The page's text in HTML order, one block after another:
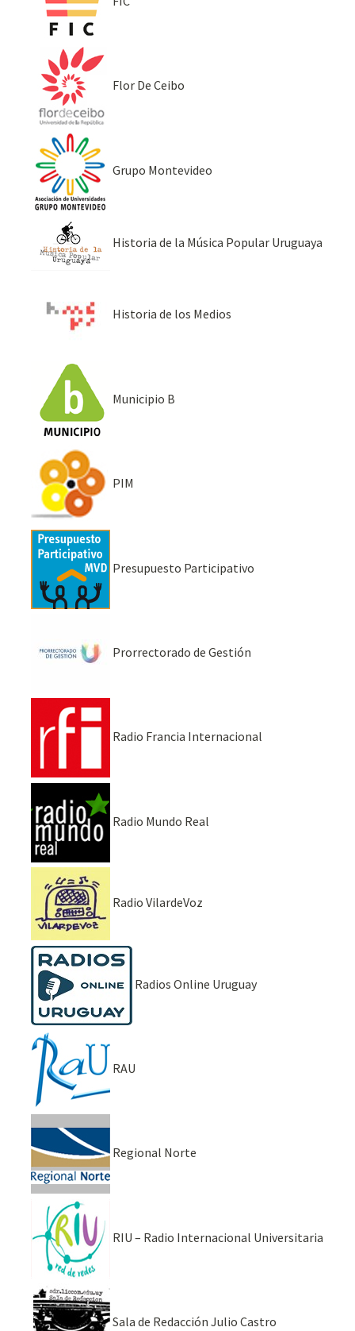
Flor De Ceibo
Grupo Montevideo
Historia de la Música Popular Uruguaya
Historia de los Medios
Municipio B
PIM
Presupuesto Participativo
Prorrectorado de Gestión
Radio Francia Internacional
Radio Mundo Real
Radio VilardeVoz
Radios Online Uruguay
RAU
Regional Norte
RIU – Radio Internacional Universitaria
Sala de Redacción Julio Castro